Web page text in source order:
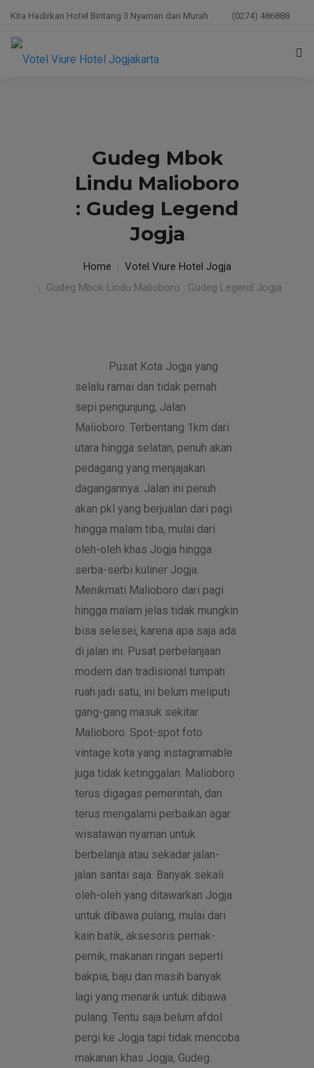
Kita Hadirkan Hotel Bintang 3 Nyaman dan Murah (0274) 486888
TESTIMONIALS
BLOG
Gudeg Mbok
Lindu Malioboro
: Gudeg Legend
Jogja
Home
Votel Viure Hotel Jogja
Gudeg Mbok Lindu Malioboro : Gudeg Legend Jogja
Pusat Kota Jogja yang
selalu ramai dan tidak pernah
sepi pengunjung, Jalan
Malioboro. Terbentang 1km dari
utara hingga selatan, penuh akan
pedagang yang menjajakan
dagangannya. Jalan ini penuh
akan pkl yang berjualan dari pagi
hingga malam tiba, mulai dari
oleh-oleh khas Jogja hingga
serba-serbi kuliner Jogja.
Menikmati Malioboro dari pagi
hingga malam jelas tidak mungkin
bisa selesei, karena apa saja ada
di jalan ini. Pusat perbelanjaan
modern dan tradisional tumpah
ruah jadi satu, ini belum meliputi
gang-gang masuk sekitar
Malioboro. Spot-spot foto
vintage kota yang instagramable
juga tidak ketinggalan. Malioboro
terus digagas pemerintah, dan
terus mengalami perbaikan agar
wisatawan nyaman untuk
berbelanja atau sekadar jalan-
jalan santai saja. Banyak sekali
oleh-oleh yang ditawarkan Jogja
untuk dibawa pulang, mulai dari
kain batik, aksesoris pernak-
pernik, makanan ringan seperti
bakpia, baju dan masih banyak
lagi yang menarik untuk dibawa
pulang. Tentu saja belum afdol
pergi ke Jogja tapi tidak mencoba
makanan khas Jogja, Gudeg.